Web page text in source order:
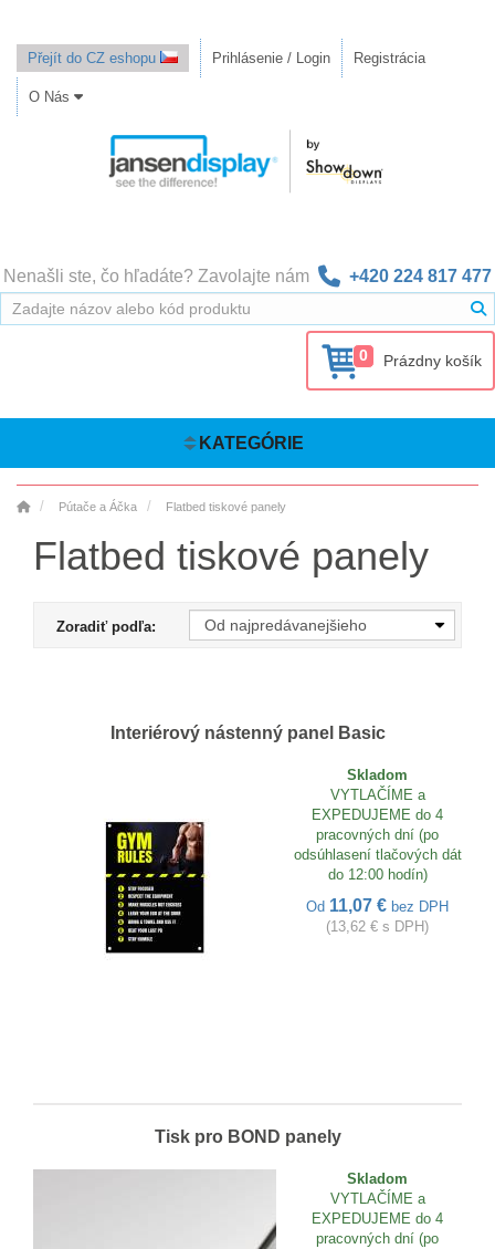
Přejít do CZ eshopu Prihlásenie / Login Registrácia
O Nás
Nenašli ste, čo hľadáte? Zavolajte nám +420 224 817 477
0 Prázdny košík
KATEGÓRIE
Pútače a Áčka Flatbed tiskové panely
Flatbed tiskové panely
Zoradiť podľa:
Interiérový nástenný panel Basic
Skladom
VYTLAČÍME a
EXPEDUJEME do 4
pracovných dní (po
odsúhlasení tlačových dát
do 12:00 hodín)
Od 11,07 € bez DPH
(13,62 € s DPH)
Tisk pro BOND panely
Skladom
VYTLAČÍME a
EXPEDUJEME do 4
pracovných dní (po